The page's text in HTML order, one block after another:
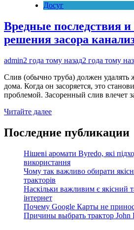
Досуг
Вредные последствия
решения засора
admin2 года тому назад2 года тому
Слив (обычно труба) должен удалять
дома. Когда он засоряется, это
проблемой. Засоренный слив влечет
Читайте далее
Последние публикации
Нішеві аромати Byredo, які
використання
Чому так важливо обирати
тракторів
Наскільки важливим є якісний
інтернет
Почему Google Карты не
Причины выбрать трактор John